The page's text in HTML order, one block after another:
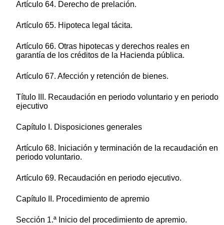
Artículo 64. Derecho de prelación.
Artículo 65. Hipoteca legal tácita.
Artículo 66. Otras hipotecas y derechos reales en
garantía de los créditos de la Hacienda pública.
Artículo 67. Afección y retención de bienes.
Título III. Recaudación en periodo voluntario y en periodo
ejecutivo
Capítulo I. Disposiciones generales
Artículo 68. Iniciación y terminación de la recaudación en
periodo voluntario.
Artículo 69. Recaudación en periodo ejecutivo.
Capítulo II. Procedimiento de apremio
Sección 1.ª Inicio del procedimiento de apremio.